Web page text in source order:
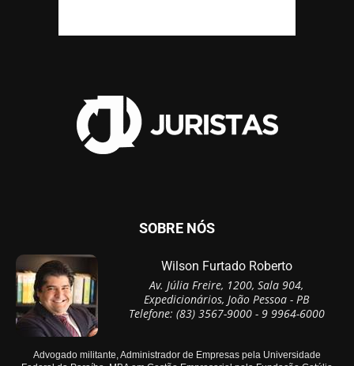
SOBRE NÓS
Wilson Furtado Roberto
Av. Júlia Freire, 1200, Sala 904,
Expedicionários, João Pessoa - PB
Telefone: (83) 3567-9000 - 9 9964-6000
Advogado militante, Administrador de Empresas pela Universidade